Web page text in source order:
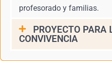
profesorado y familias.
PROYECTO PARA
CONVIVENCIA